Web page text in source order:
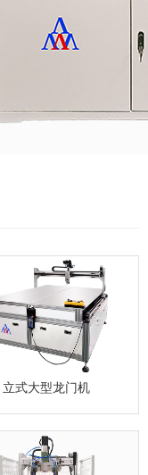
立式大型龙门机